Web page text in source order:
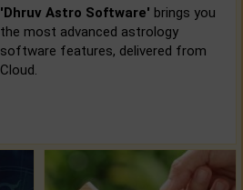
'Dhruv Astro Software' brings you
the most advanced astrology
software features, delivered from
Cloud.